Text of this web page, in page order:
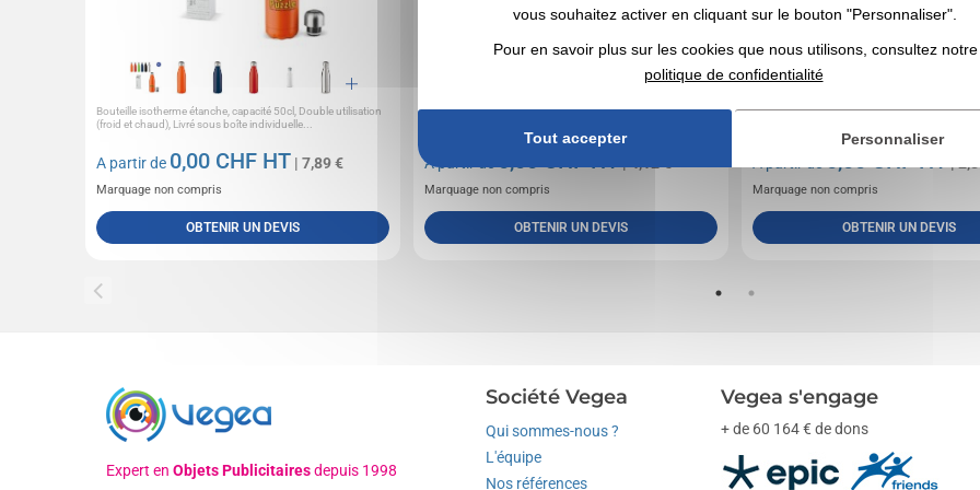
Bouteille isotherme étanche, capacité 50cl, Double utilisation
(froid et chaud), Livré sous boîte individuelle...
A partir de 0,00 CHF HT | 7,89 €
Marquage non compris
OBTENIR UN DEVIS
Bouteille isotherme à double paroi en acier inoxydable avec
A partir de 0,00CHF HT
Marquage non compris
OBTENIR UN DEVIS
Sac isotherme 2 tons pour 6 canettes en rPET
0,00CHF HT
Marquage non compris
OBTENIR UN DEVIS
Expert en Objets Publicitairesdepuis 1998
Société Vegea
Qui sommes-nous ?
L'équipe
Nos références
Vegea s'engage
+ de 60 164 € de dons
vous souhaitez activer en cliquant sur le bouton "Personnaliser".
Pour en savoir plus sur les cookies que nous utilisons, consultez notre
politique de confidentialité
Tout accepter Personnaliser